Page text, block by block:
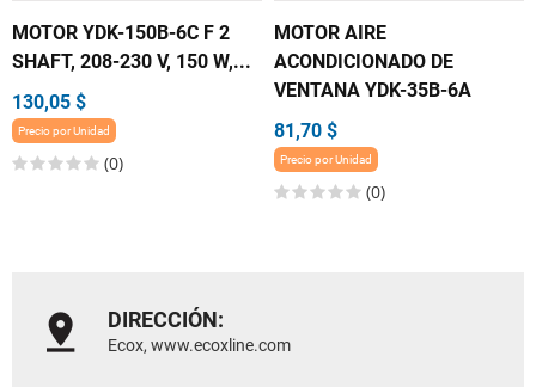
MOTOR YDK-150B-6C F 2
SHAFT, 208-230 V, 150 W,...
130,05 $
Precio por Unidad
(0)
MOTOR AIRE
ACONDICIONADO DE
VENTANA YDK-35B-6A
81,70 $
Precio por Unidad
(0)
DIRECCIÓN:
Ecox, www.ecoxline.com